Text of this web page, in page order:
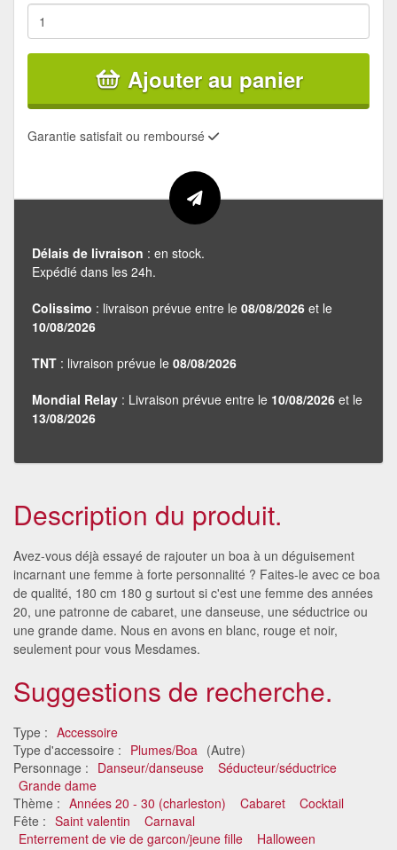
Ajouter au panier
Garantie satisfait ou remboursé
Délais de livraison : en stock.
Expédié dans les 24h.
Colissimo : livraison prévue entre le 08/08/2026 et le
10/08/2026
TNT : livraison prévue le 08/08/2026
Mondial Relay : Livraison prévue entre le 10/08/2026 et le
13/08/2026
Description du produit.
Avez-vous déjà essayé de rajouter un boa à un déguisement
incarnant une femme à forte personnalité ? Faites-le avec ce boa
de qualité, 180 cm 180 g surtout si c'est une femme des années
20, une patronne de cabaret, une danseuse, une séductrice ou
une grande dame. Nous en avons en blanc, rouge et noir,
seulement pour vous Mesdames.
Suggestions de recherche.
Type : Accessoire
Type d'accessoire : Plumes/Boa (Autre)
Personnage : Danseur/danseuse
Séducteur/séductrice
Grande dame
Thème : Années 20 - 30 (charleston) Cabaret
Cocktail
Fête : Saint valentin
Carnaval
Enterrement de vie de garcon/jeune fille
Halloween